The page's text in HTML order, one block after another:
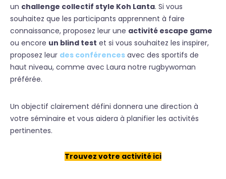
un challenge collectif style Koh Lanta. Si vous
souhaitez que les participants apprennent à faire
connaissance, proposez leur une activité escape game
ou encore un blind test et si vous souhaitez les inspirer,
proposez leur des conférences avec des sportifs de
haut niveau, comme avec Laura notre rugbywoman
préférée.
Un objectif clairement défini donnera une direction à
votre séminaire et vous aidera à planifier les activités
pertinentes.
Trouvez votre activité ici